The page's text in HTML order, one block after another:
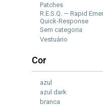
Patches
R.E.S.Q. — Rapid
Quick-Response
Sem categoria
Vestuário
Cor
azul
azul dark
branca